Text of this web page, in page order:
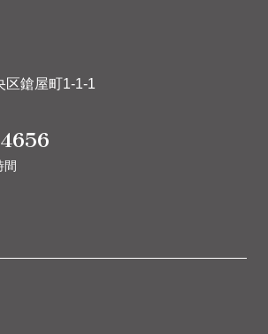
区鎗屋町1-1-1
間